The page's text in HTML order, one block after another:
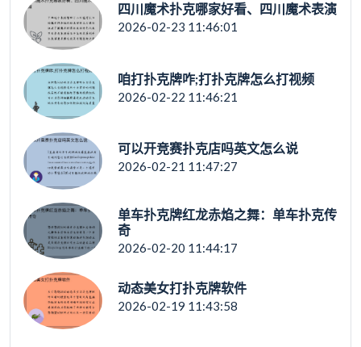
四川魔术扑克哪家好看、四川魔术表演
2026-02-23 11:46:01
咱打扑克牌咋;打扑克牌怎么打视频
2026-02-22 11:46:21
可以开竞赛扑克店吗英文怎么说
2026-02-21 11:47:27
单车扑克牌红龙赤焰之舞：单车扑克传
奇
2026-02-20 11:44:17
动态美女打扑克牌软件
2026-02-19 11:43:58